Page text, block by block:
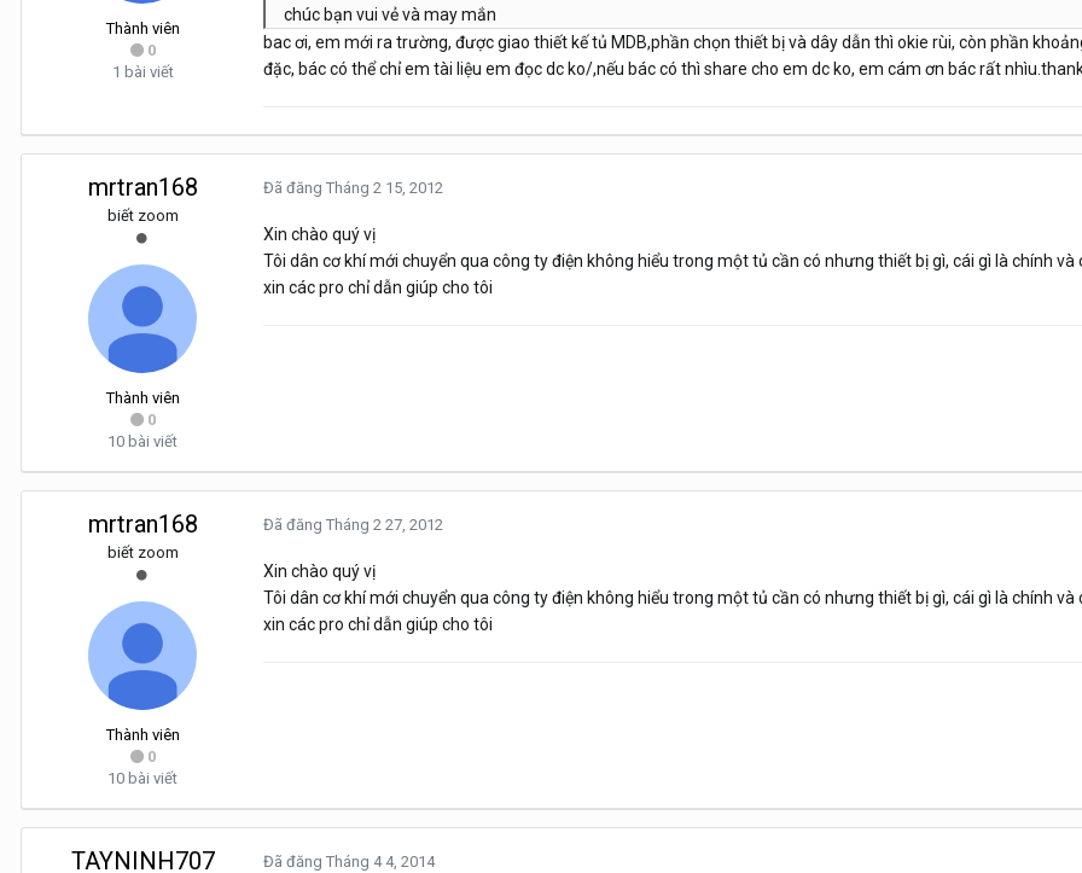
Thành viên
0
1 bài viết
chúc bạn vui vẻ và may mắn
bac ơi, em mới ra trường, được giao thiết kế tủ MDB,phần chọn thiết bị và dây dẫn thì okie rùi, còn phần
đặc, bác có thể chỉ em tài liệu em đọc dc ko/,nếu bác có thì share cho em dc ko, em cám ơn bác rất
mrtran168
biết zoom
Thành viên
0
10 bài viết
Đã đăng Tháng 2 15, 2012
Xin chào quý vị
Tôi dân cơ khí mới chuyển qua công ty điện không hiểu trong một tủ cần có nhưng thiết bị gì, cái gì là chính và
xin các pro chỉ dẫn giúp cho tôi
mrtran168
biết zoom
Thành viên
0
10 bài viết
Đã đăng Tháng 2 27, 2012
Xin chào quý vị
Tôi dân cơ khí mới chuyển qua công ty điện không hiểu trong một tủ cần có nhưng thiết bị gì, cái gì là chính và
xin các pro chỉ dẫn giúp cho tôi
TAYNINH707 Đã đăng Tháng 4 4, 2014